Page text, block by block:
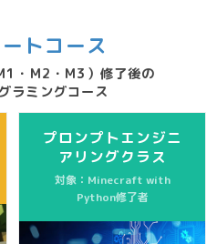
トコース
・M2・M3）修了後の
ラミングコース
プロンプトエンジニ
アリングクラス
対象：Minecraft with
Python修了者